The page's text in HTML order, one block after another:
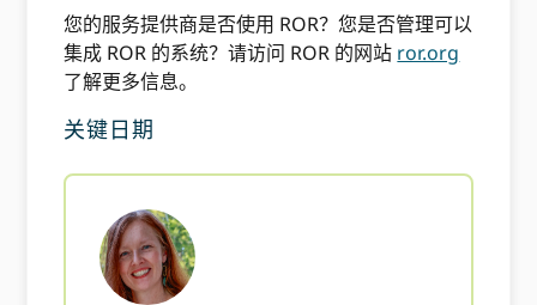
您的服务提供商是否使用 ROR？您是否管理可以
集成 ROR 的系统？请访问 ROR 的网站 ror.org
了解更多信息。
关键日期